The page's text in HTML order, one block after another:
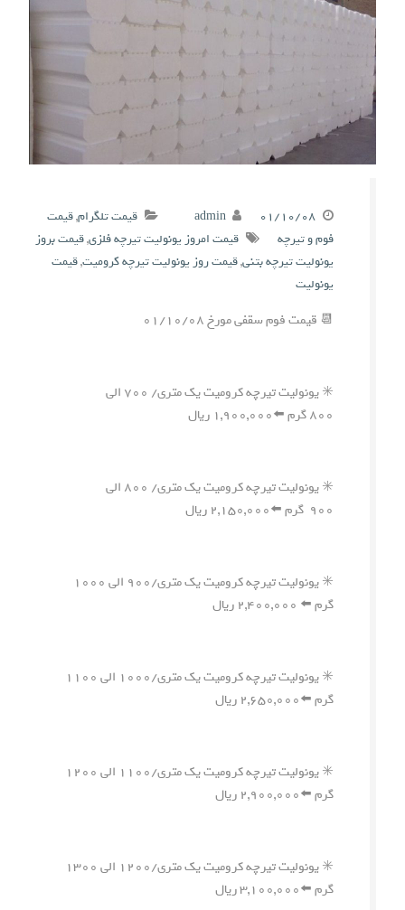
۰۱/۱۰/۰۸ admin قیمت تلگرام,قیمت
فوم و تیرچه
قیمت امروز یونولیت تیرچه فلزی,قیمت بروز
یونولیت تیرچه بتنی,قیمت روز یونولیت تیرچه کرومیت,قیمت
یونولیت
📆 قیمت فوم سقفی مورخ ۰۱/۱۰/۰۸
✳️ یونولیت تیرچه کرومیت یک متری/ ۷۰۰ الی
۸۰۰ گرم ⬅️۱,۹۰۰,۰۰۰ ریال
✳️ یونولیت تیرچه کرومیت یک متری/ ۸۰۰ الی
۹۰۰ گرم ⬅️۲,۱۵۰,۰۰۰ ریال
✳️ یونولیت تیرچه کرومیت یک متری/۹۰۰ الی ۱۰۰۰
گرم ⬅️ ۲,۴۰۰,۰۰۰ ریال
✳️ یونولیت تیرچه کرومیت یک متری/۱۰۰۰ الی ۱۱۰۰
گرم ⬅️۲,۶۵۰,۰۰۰ ریال
✳️ یونولیت تیرچه کرومیت یک متری/۱۱۰۰ الی ۱۲۰۰
گرم ⬅️۲,۹۰۰,۰۰۰ ریال
✳️ یونولیت تیرچه کرومیت یک متری/۱۲۰۰ الی ۱۳۰۰
گرم ⬅️۳,۱۰۰,۰۰۰ ریال